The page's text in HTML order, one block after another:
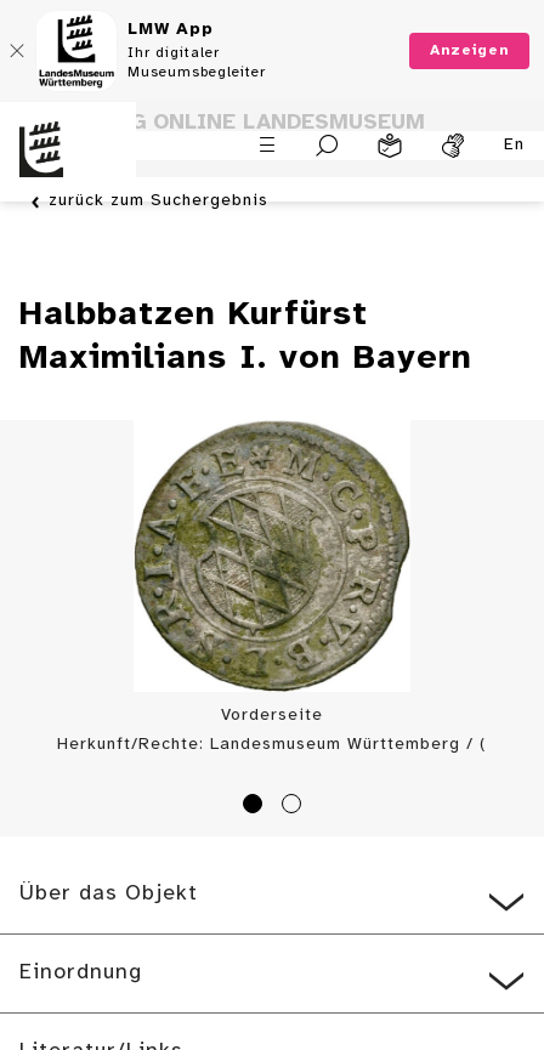
LMW App
Ihr digitaler
Museumsbegleiter
Anzeigen
En
SAMMLUNG ONLINE LANDESMUSEUM
WÜRTTEMBERG
zurück zum Suchergebnis
Halbbatzen Kurfürst
Maximilians I. von Bayern
Vorderseite
Herkunft/Rechte: Landesmuseum Württemberg / (
Über das Objekt
Einordnung